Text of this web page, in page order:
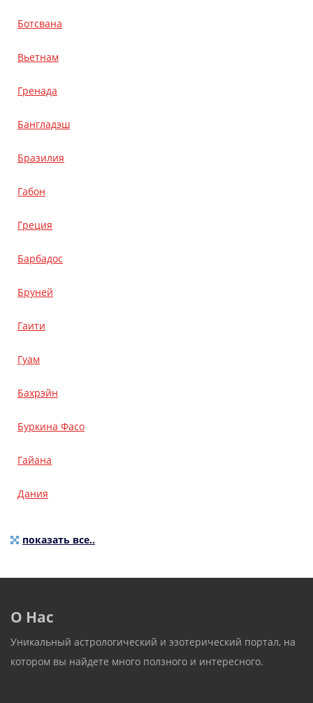
Ботсвана
Вьетнам
Гренада
Бангладэш
Бразилия
Габон
Греция
Барбадос
Бруней
Гаити
Гуам
Бахрэйн
Буркина Фасо
Гайана
Дания
показать все..
О Нас
Уникальный астрологический и эзотерический портал, на
котором вы найдете много ползного и интересного.